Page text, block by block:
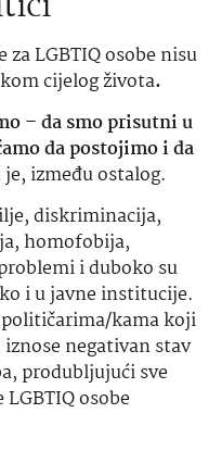
LGBTIQ osobe nisu
cijelog života.
– da smo prisutni u
da postojimo i da
između ostalog.
diskriminacija,
homofobija,
i duboko su
i u javne institucije.
kama koji
negativan stav
produbljujući sve
osobe